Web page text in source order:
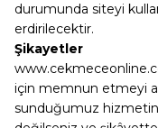
durumunda siteyi
erdirilecektir.
Şikayetler
için memnun etmeyi
sunduğumuz